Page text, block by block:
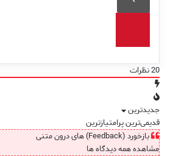
20نظرات
جدیدترین
قدیمی‌ترینپرامتیازترین
بازخورد (Feedback) های درون متنی
مشاهده همه دیدگاه ها